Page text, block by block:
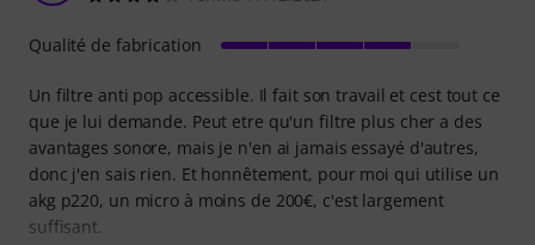
Un filtre anti pop accessible. Il fait son travail et cest tout ce
que je lui demande. Peut etre qu'un filtre plus cher a des
avantages sonore, mais je n'en ai jamais essayé d'autres,
donc j'en sais rien. Et honnêtement, pour moi qui utilise un
akg p220, un micro à moins de 200€, c'est largement
suffisant.
Qualité de fabrication